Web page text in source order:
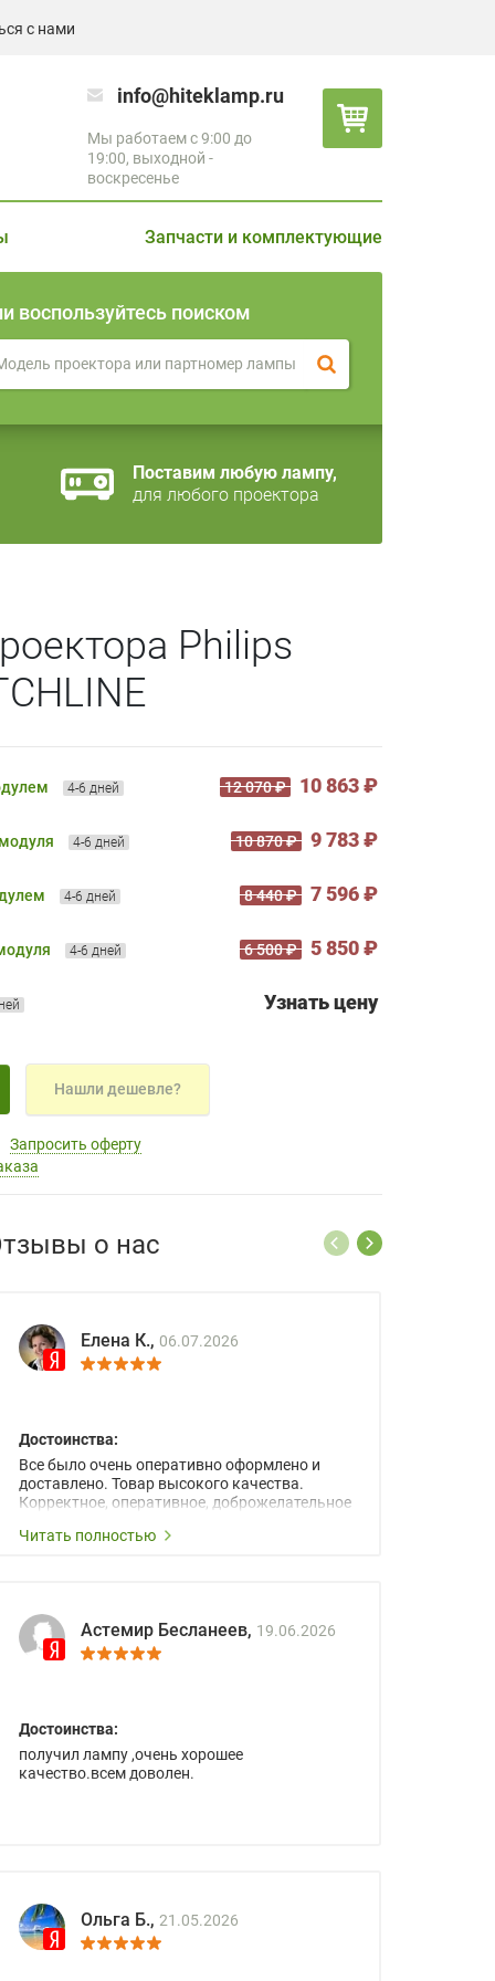
с нами
info@hiteklamp.ru
Мы работаем с 9:00 до
19:00, выходной -
воскресенье
Запчасти и комплектующие
воспользуйтесь поиском
Поставим любую лампу,
для любого проектора
Philips
4-6 дней 12 070 ₽ 10 863 ₽
4-6 дней 10 870 ₽ 9 783 ₽
4-6 дней 8 440 ₽ 7 596 ₽
4-6 дней 6 500 ₽ 5 850 ₽
Узнать цену
Нашли дешевле?
Запросить оферту
о нас
Елена К., 06.07.2026
Достоинства:
Все было очень оперативно оформлено и
доставлено. Товар высокого качества.
Корректное, оперативное, доброжелательное
Читать полностью
Астемир Бесланеев, 19.06.2026
Достоинства:
получил лампу ,очень хорошее
качество.всем доволен.
Ольга Б., 21.05.2026